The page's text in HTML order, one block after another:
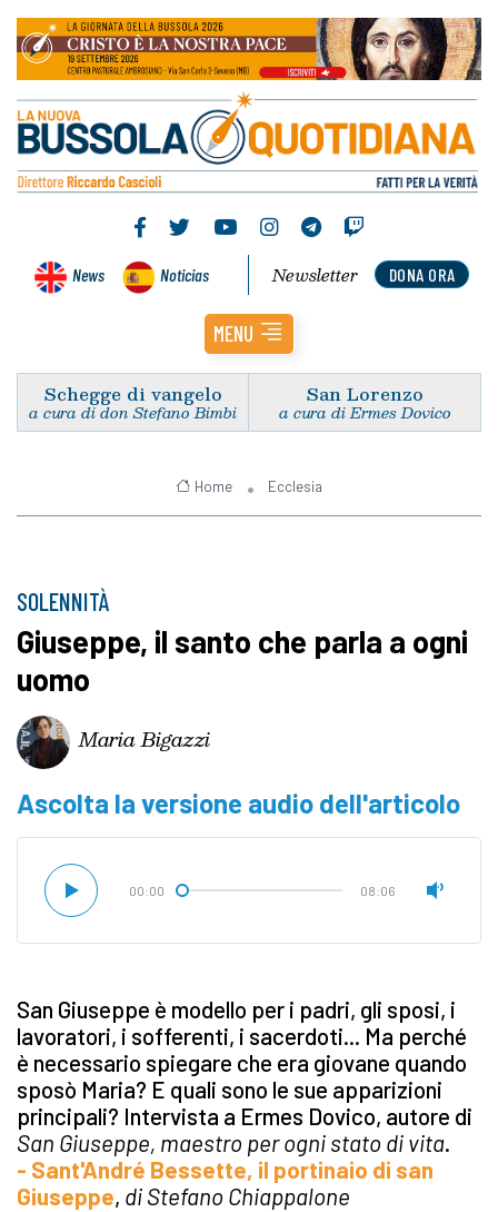
News Noticias DONA ORA
Newsletter
MENU
Schegge di vangelo
a cura di don Stefano Bimbi
San Lorenzo
a cura di Ermes Dovico
Home Ecclesia
SOLENNITÀ
Giuseppe, il santo che parla a ogni
uomo
Maria Bigazzi
Ascolta la versione audio dell'articolo
00:00 08:06
San Giuseppe è modello per i padri, gli sposi, i
lavoratori, i sofferenti, i sacerdoti... Ma perché
è necessario spiegare che era giovane quando
sposò Maria? E quali sono le sue apparizioni
principali? Intervista a Ermes Dovico, autore di
San Giuseppe, maestro per ogni stato di vita.
- Sant'André Bessette, il portinaio di san
Giuseppe, di Stefano Chiappalone